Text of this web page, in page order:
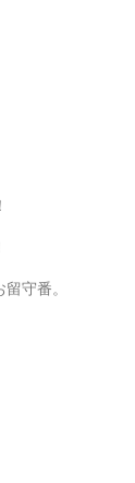
守番。